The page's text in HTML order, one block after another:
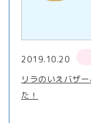
2019.10.20
リラのいえバザ
た！